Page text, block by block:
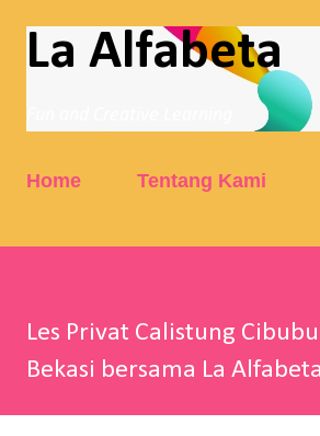
Skip to main content
La Alfabeta
Home Tentang Kami
Les Privat Calistung
Bekasi bersama La Alfabeta